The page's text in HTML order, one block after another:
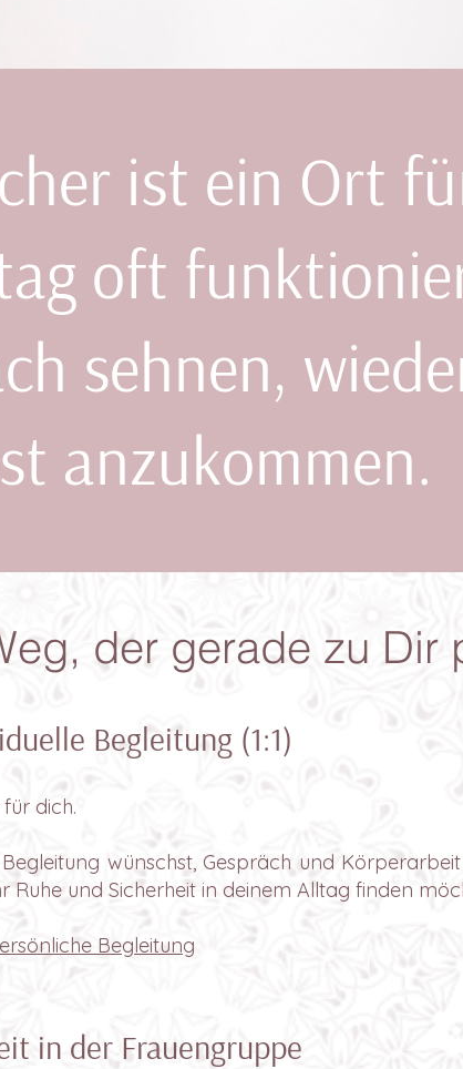
ist ein Ort
oft
sehnen,
anzukommen.
der gerade zu Dir
Begleitung (1:1)
dich.
wünschst, Gespräch und
Ruhe und Sicherheit in deinem Alltag finden
Begleitung
in der Frauengruppe